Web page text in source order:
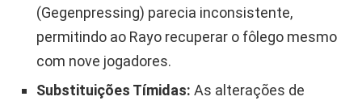
(Gegenpressing) parecia inconsistente,
permitindo ao Rayo recuperar o fôlego mesmo
com nove jogadores.
Substituições Tímidas: As alterações de